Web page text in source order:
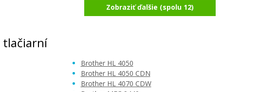
Brother TN-135 Čierny
Originálny toner
Brother TN-135 Azúrový
Zobraziť ďalšie (spolu 12)
tlačiarní
Brother HL 4050
Brother HL 4050 CDN
Brother HL 4070 CDW